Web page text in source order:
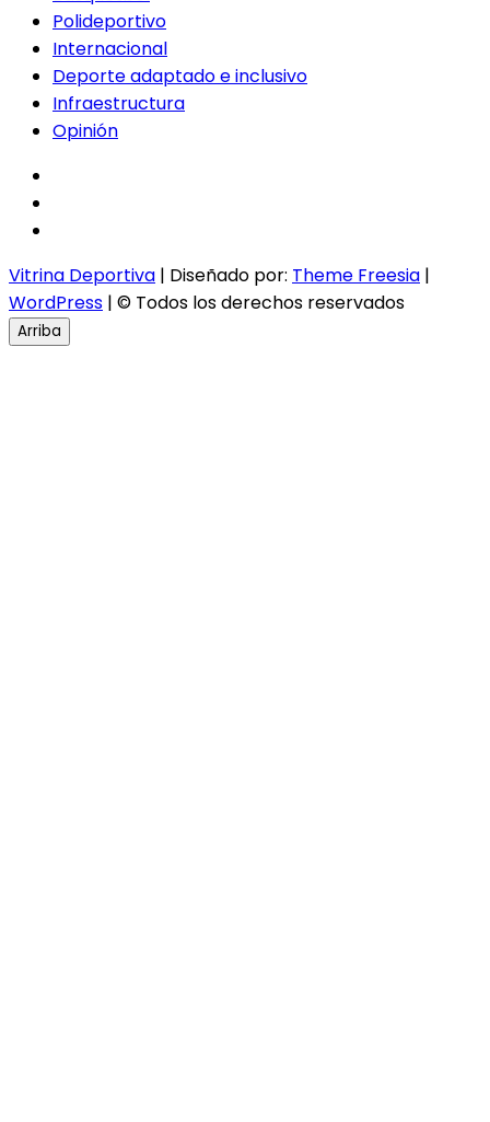
Polideportivo
Internacional
Deporte adaptado e inclusivo
Infraestructura
Opinión
Vitrina Deportiva | Diseñado por: Theme Freesia |
WordPress | © Todos los derechos reservados
Arriba